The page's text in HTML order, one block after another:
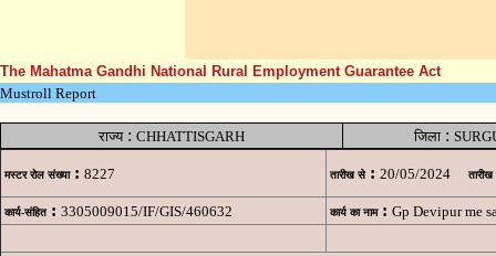
The Mahatma Gandhi National Rural Employment Guarantee Act
Mustroll Report
राज्य: CHHATTISGARH जिला:
मस्टर रोल संख्या : 8227 तारीख से : 20/05/2024 तारीख
कार्य-संहित : 3305009015/IF/GIS/460632 कार्य का नाम : Gp Devipur me